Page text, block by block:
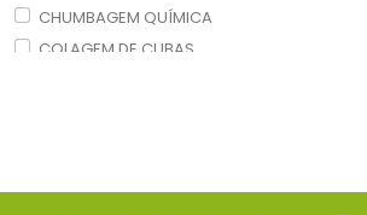
CHUMBAGEM QUÍMICA
COLAGEM DE CUBAS